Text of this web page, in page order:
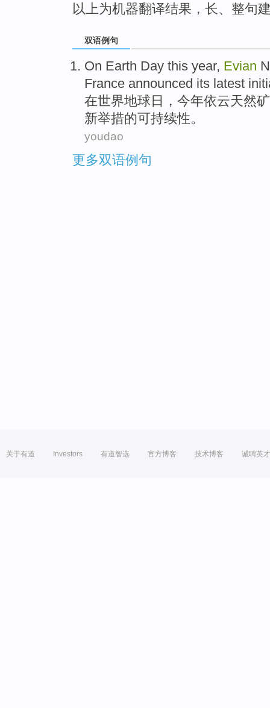
以上为机器翻译结果，长、整句
双语例句
On Earth Day this year, Evian
France announced its latest
在世界地球日， 今年依云天然
新举措的可持续性。
youdao
更多双语例句
关于有道 Investors 有道智选 官方博客 技术博客 诚聘英才